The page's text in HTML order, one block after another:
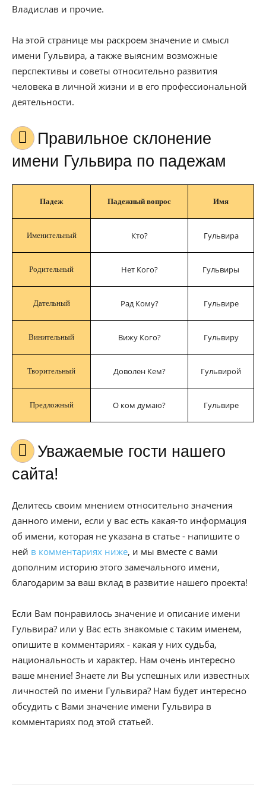
Владислав и прочие.
На этой странице мы раскроем значение и смысл
имени Гульвира, а также выясним возможные
перспективы и советы относительно развития
человека в личной жизни и в его профессиональной
деятельности.
Правильное склонение
имени Гульвира по падежам
Падеж Падежный вопрос Имя
Именительный Кто? Гульвира
Родительный Нет Кого? Гульвиры
Дательный Рад Кому? Гульвире
Винительный Вижу Кого? Гульвиру
Творительный Доволен Кем? Гульвирой
Предложный О ком думаю? Гульвире
Уважаемые гости нашего
сайта!
Делитесь своим мнением относительно значения
данного имени, если у вас есть какая-то информация
об имени, которая не указана в статье - напишите о
ней в комментариях ниже, и мы вместе с вами
дополним историю этого замечального имени,
благодарим за ваш вклад в развитие нашего проекта!
Если Вам понравилось значение и описание имени
Гульвира? или у Вас есть знакомые с таким именем,
опишите в комментариях - какая у них судьба,
национальность и характер. Нам очень интересно
ваше мнение! Знаете ли Вы успешных или известных
личностей по имени Гульвира? Нам будет интересно
обсудить с Вами значение имени Гульвира в
комментариях под этой статьей.